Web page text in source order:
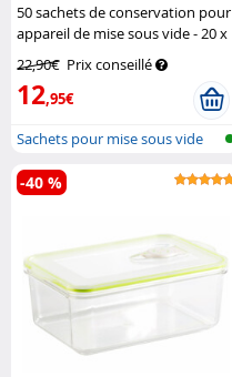
50 sachets de conservation pour
appareil de mise sous vide - 20 x
Rosenstein & Söhne
22,90€ Prix conseillé
12,95€
Sachets pour mise sous vide
-40 %